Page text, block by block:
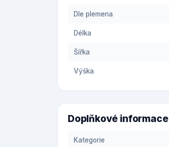
Dle plemena
Délka
Šířka
Výška
Doplňkové informace
Kategorie